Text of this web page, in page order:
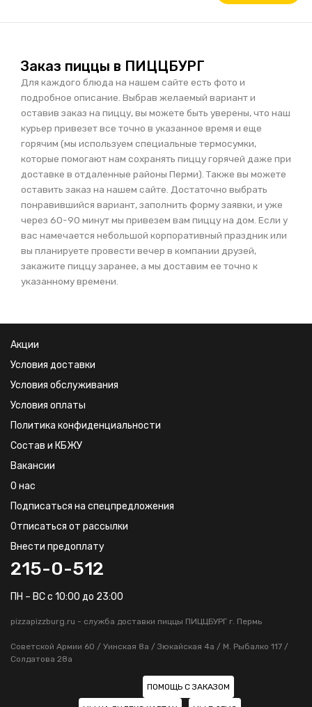
Заказ пиццы в ПИЦЦБУРГ
Для каждого блюда на нашем сайте есть фото и
подробное описание. Выбрав желаемый вариант и
оставив заказ на пиццу, вы можете быть уверены, что наш
курьер привезет все точно в указанное время и еще
горячим (мы используем специальные термосумки,
которые помогают нам сохранять пиццу горячей даже при
доставке в отдаленные районы Перми). Также вы можете
оставить заказ на нашем сайте. Достаточно выбрать
понравившийся вариант, заполнить форму заявки, и уже
через 60-90 минут мы привезем вам пиццу на дом. Если у
вас намечается небольшой корпоративный праздник или
вы планируете провести вечер в компании друзей,
закажите пиццу заранее, а мы доставим ее точно к
указанному времени.
Акции
Условия доставки
Условия обслуживания
Условия оплаты
Политика конфиденциальности
Состав и КБЖУ
Вакансии
О нас
Подписаться на спецпредложения
Отписаться от рассылки
Внести предоплату
215-0-512
ПН – ВС с 10:00 до 23:00
pizzapizzburg.ru - служба доставки пиццы ПИЦЦБУРГ г. Пермь
Советской Армии 60 / Уинская 8а / Зюкайская 4а / М. Рыбалко 117 /
Солдатова 28а
ПОМОЩЬ С ЗАКАЗОМ